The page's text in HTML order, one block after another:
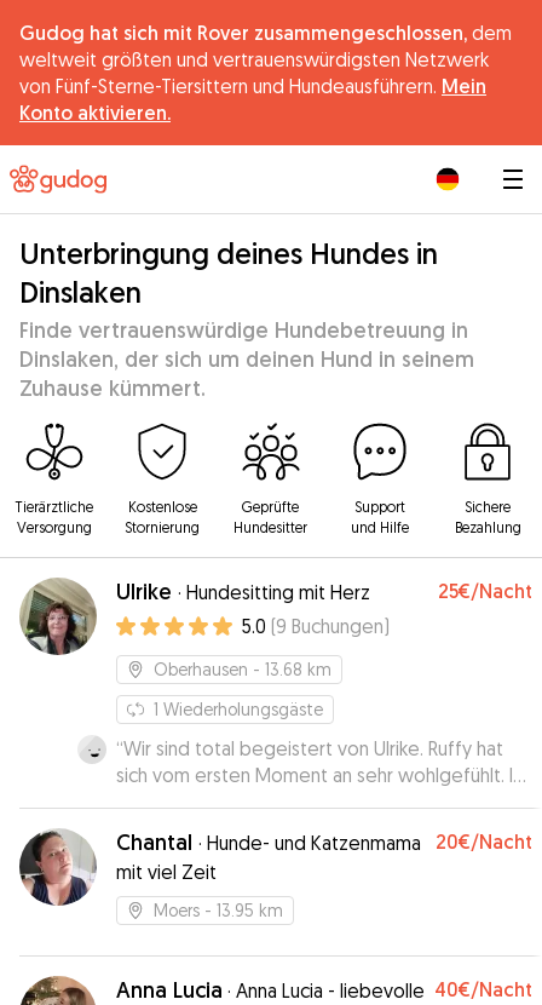
Gudog hat sich mit Rover zusammengeschlossen, dem
weltweit größten und vertrauenswürdigsten Netzwerk
von Fünf-Sterne-Tiersittern und Hundeausführern. Mein
Konto aktivieren.
Unterbringung deines Hundes in
Dinslaken
Finde vertrauenswürdige Hundebetreuung in
Dinslaken, der sich um deinen Hund in seinem
Zuhause kümmert.
Tierärztliche
Versorgung
Kostenlose
Stornierung
Geprüfte
Hundesitter
Support
und Hilfe
Sichere
Bezahlung
Ulrike · Hundesitting mit Herz 25€/Nacht
5.0 (9 Buchungen)
Oberhausen - 13.68 km
1 Wiederholungsgäste
“Wir sind total begeistert von Ulrike. Ruffy hat
sich vom ersten Moment an sehr wohlgefühlt. Ich
musste mir im Urlaub keine Gedanken machen.”
Chantal · Hunde- und Katzenmama
mit viel Zeit
20€/Nacht
Moers - 13.95 km
Anna Lucia · Anna Lucia - liebevolle 40€/Nacht